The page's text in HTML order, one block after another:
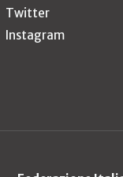
Twitter
Instagram